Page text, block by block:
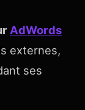
AdWords
externes,
ses